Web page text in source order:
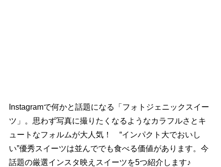
Instagramで何かと話題になる「フォトジェニックスイー
ツ」。思わず写真に撮りたくなるようなカラフルさとキ
ュートなフォルムが大人気！ “インパクト大でおいし
い”優秀スイーツは並んででも食べる価値があります。今
話題の厳選インスタ映えスイーツを5つ紹介します♪